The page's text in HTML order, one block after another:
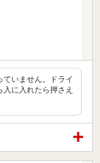
いません。ドライ
に入れたら押さえ